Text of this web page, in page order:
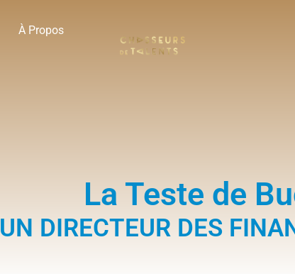
À Propos
La Teste de
UN DIRECTEUR DES